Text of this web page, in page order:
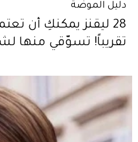
دليل الموضة
28 ليقنز يمكنكِ أن
تقريباً! تسوّقي منها لشتاء